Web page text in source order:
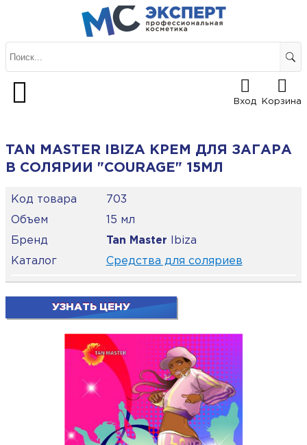
Вход Корзина
TAN MASTER IBIZA КРЕМ ДЛЯ ЗАГАРА
В СОЛЯРИИ "COURAGE" 15МЛ
Код товара
703
Объем
15 мл
Бренд
Tan Master Ibiza
Каталог
Средства для соляриев
УЗНАТЬ ЦЕНУ